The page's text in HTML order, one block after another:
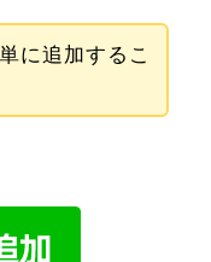
に追加するこ